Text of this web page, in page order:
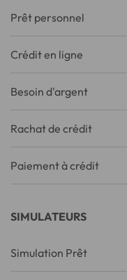
Prêt personnel
Crédit en ligne
Besoin d'argent
Rachat de crédit
Paiement à crédit
SIMULATEURS
Simulation Prêt